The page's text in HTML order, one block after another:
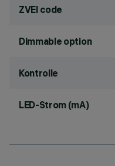
ZVEI code
Dimmable option
Kontrolle
LED-Strom (mA)